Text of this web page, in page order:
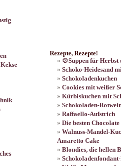
Rezepte, Rezepte!
🍲Suppen für
Schoko-Heidesand
Schokoladenkuchen
Cookies mit weißer
Kürbiskuchen mit
Schokoladen-
Raffaello-Aufstrich
Die besten
Walnuss-Mandel-
Amaretto Cake
Blondies, die hellen